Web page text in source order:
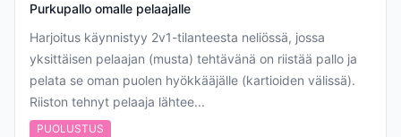
Purkupallo omalle pelaajalle
Harjoitus käynnistyy 2v1-tilanteesta neliössä, jossa
yksittäisen pelaajan (musta) tehtävänä on riistää pallo ja
pelata se oman puolen hyökkääjälle (kartioiden välissä).
Riiston tehnyt pelaaja lähtee...
PUOLUSTUS